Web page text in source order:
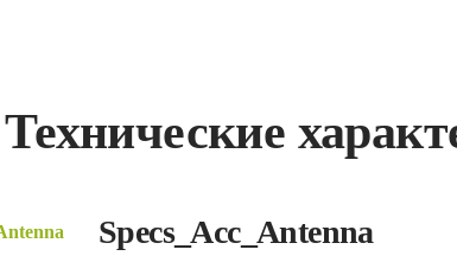
Технические
Specs_Acc_Antenna